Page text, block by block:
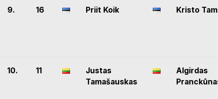
9. 16 Priit Koik Kristo
10. 11
Justas
Tamašauskas
Algirdas